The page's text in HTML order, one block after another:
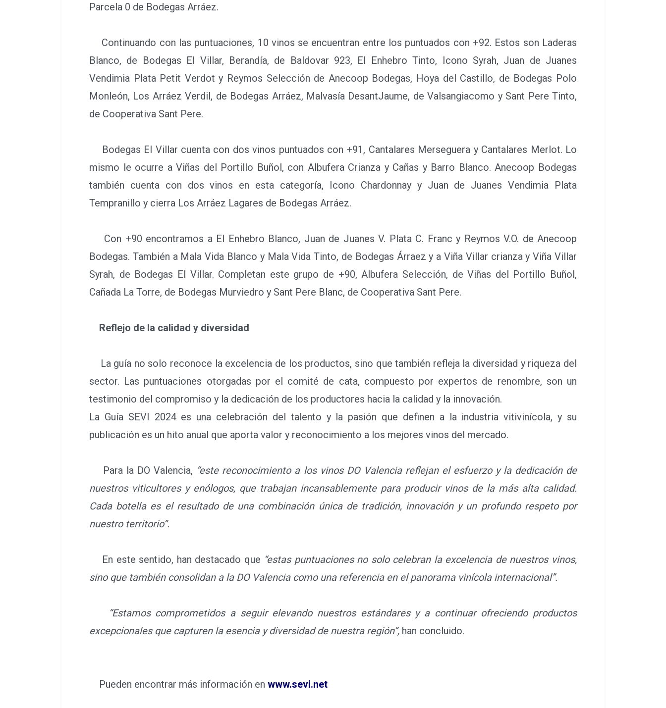
Parcela 0 de Bodegas Arráez.
Continuando con las puntuaciones, 10 vinos se encuentran entre los puntuados con +92. Estos son Laderas
Blanco, de Bodegas El Villar, Berandía, de Baldovar 923, El Enhebro Tinto, Icono Syrah, Juan de Juanes
Vendimia Plata Petit Verdot y Reymos Selección de Anecoop Bodegas, Hoya del Castillo, de Bodegas Polo
Monleón, Los Arráez Verdil, de Bodegas Arráez, Malvasía DesantJaume, de Valsangiacomo y Sant Pere Tinto,
de Cooperativa Sant Pere.
Bodegas El Villar cuenta con dos vinos puntuados con +91, Cantalares Merseguera y Cantalares Merlot. Lo
mismo le ocurre a Viñas del Portillo Buñol, con Albufera Crianza y Cañas y Barro Blanco. Anecoop Bodegas
también cuenta con dos vinos en esta categoría, Icono Chardonnay y Juan de Juanes Vendimia Plata
Tempranillo y cierra Los Arráez Lagares de Bodegas Arráez.
Con +90 encontramos a El Enhebro Blanco, Juan de Juanes V. Plata C. Franc y Reymos V.O. de Anecoop
Bodegas. También a Mala Vida Blanco y Mala Vida Tinto, de Bodegas Árraez y a Viña Villar crianza y Viña Villar
Syrah, de Bodegas El Villar. Completan este grupo de +90, Albufera Selección, de Viñas del Portillo Buñol,
Cañada La Torre, de Bodegas Murviedro y Sant Pere Blanc, de Cooperativa Sant Pere.
Reflejo de la calidad y diversidad
La guía no solo reconoce la excelencia de los productos, sino que también refleja la diversidad y riqueza del
sector. Las puntuaciones otorgadas por el comité de cata, compuesto por expertos de renombre, son un
testimonio del compromiso y la dedicación de los productores hacia la calidad y la innovación.
La Guía SEVI 2024 es una celebración del talento y la pasión que definen a la industria vitivinícola, y su
publicación es un hito anual que aporta valor y reconocimiento a los mejores vinos del mercado.
Para la DO Valencia, “este reconocimiento a los vinos DO Valencia reflejan el esfuerzo y la dedicación de
nuestros viticultores y enólogos, que trabajan incansablemente para producir vinos de la más alta calidad.
Cada botella es el resultado de una combinación única de tradición, innovación y un profundo respeto por
nuestro territorio”.
En este sentido, han destacado que “estas puntuaciones no solo celebran la excelencia de nuestros vinos,
sino que también consolidan a la DO Valencia como una referencia en el panorama vinícola internacional”.
“Estamos comprometidos a seguir elevando nuestros estándares y a continuar ofreciendo productos
excepcionales que capturen la esencia y diversidad de nuestra región”, han concluido.
Pueden encontrar más información en www.sevi.net